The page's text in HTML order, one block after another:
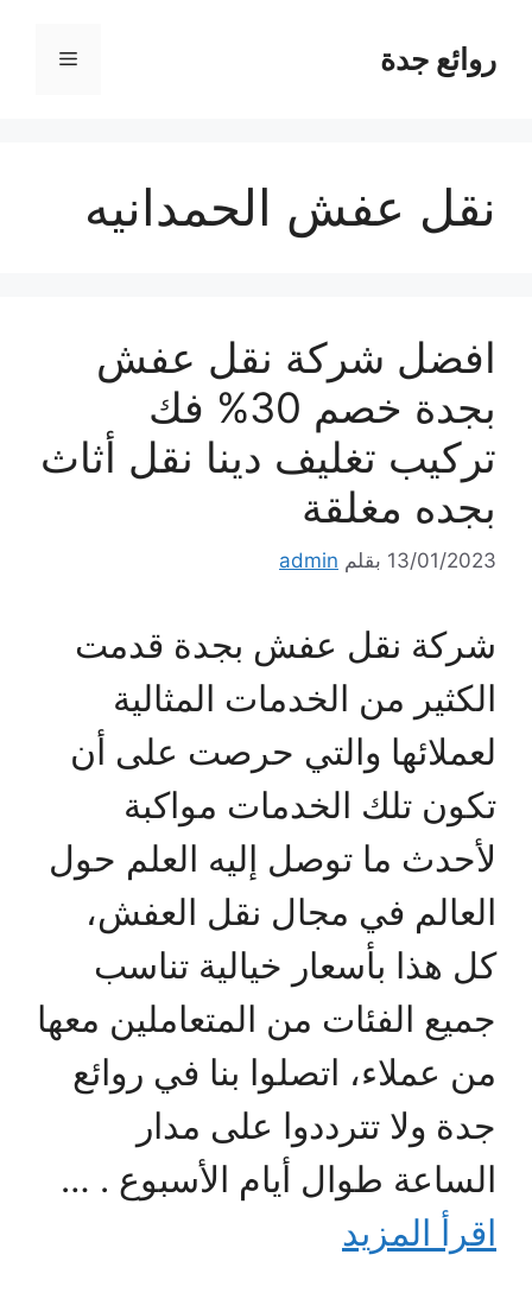
المحتوىروائع جدة القائمة
نقل عفش الحمدانيه
افضل شركة نقل عفش
بجدة خصم 30% فك
تركيب تغليف دينا نقل أثاث
بجده مغلقة
13/01/2023 بقلم admin
شركة نقل عفش بجدة قدمت
الكثير من الخدمات المثالية
لعملائها والتي حرصت على أن
تكون تلك الخدمات مواكبة
لأحدث ما توصل إليه العلم حول
العالم في مجال نقل العفش،
كل هذا بأسعار خيالية تناسب
جميع الفئات من المتعاملين معها
من عملاء، اتصلوا بنا في روائع
جدة ولا تترددوا على مدار
الساعة طوال أيام الأسبوع . …
اقرأ المزيد